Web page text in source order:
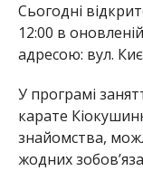
Сьогодні
12:00 в
адресою: вул.
У програмі
карате
знайомства,
жодних